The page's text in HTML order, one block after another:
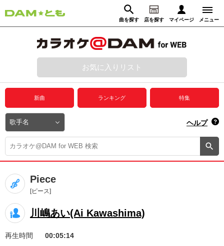
曲を探す 店を探す マイページ メニュー
動画からさがす 録音からさがす
ログイン
プレミアムサービス
DAM★とも動画
DAM★とも録音
カラオケ＠DAM
ユーザー検索
キャンペーン
お知らせ よくあるご質問
お気に入りリスト
新曲 ランキング 特集
ヘルプ
Piece
[ピース]
川嶋あい(Ai Kawashima)
再生時間
00:05:14